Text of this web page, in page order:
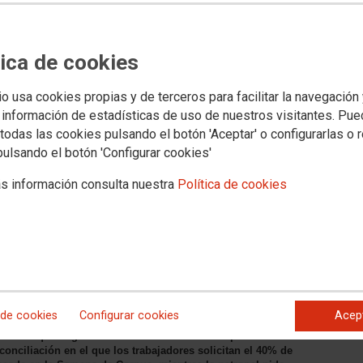
de cookies
usa cookies propias y de terceros para facilitar la navegación
de estadísticas de uso de nuestros visitantes.
las cookies pulsando el botón 'Aceptar' o configurarlas o
el botón 'Configurar cookies'
información consulta nuestra Política de cookies
cookies Configurar cookies
jurídicos Transparencia PROVINCIAS SECTORES Archivo documental y
Granada pide reunirse de
y evitar la huelga
hoy a la empresa la celebración de una nueva
convocada para el Corpus en Granada, “nadie
de empresa de Metro Avanza pide, además, a la Junta
que llegue a una resolución favorable para ambas
en el que los trabajadores solicitan el 40% de